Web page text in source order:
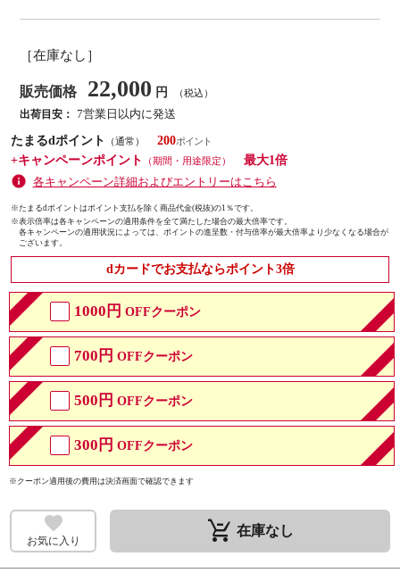
［在庫なし］
販売価格 22,000 円 （税込）
出荷目安： 7営業日以内に発送
たまるdポイント
（通常）
200
+キャンペーンポイント
（期間・用途限定）
最大1倍
各キャンペーン詳細およびエントリーはこちら
※たまるdポイントはポイント支払を除く商品代金(税抜)の1％です。
※表示倍率は各キャンペーンの適用条件を全て満たした場合の最大倍率です。
各キャンペーンの適用状況によっては、ポイントの進呈数・付与倍率が最大倍率より少なくなる場合が
ございます。
dカードでお支払ならポイント3倍
1000円 OFFクーポン
700円 OFFクーポン
500円 OFFクーポン
300円 OFFクーポン
※クーポン適用後の費用は決済画面で確認できます
お気に入り remove_shopping_cart 在庫なし